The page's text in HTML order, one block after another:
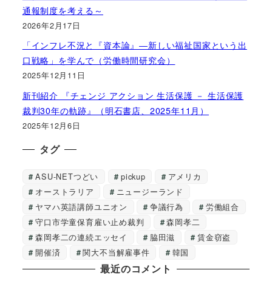
通報制度を考える～
2026年2月17日
「インフレ不況と『資本論』―新しい福祉国家という出
口戦略」を学んで（労働時間研究会）
2025年12月11日
新刊紹介 『チェンジ アクション 生活保護 － 生活保護
裁判30年の軌跡』（明石書店、2025年11月）
2025年12月6日
タグ
ASU-NETつどい pickup
アメリカ
オーストラリア
ニュージーランド
ヤマハ英語講師ユニオン
争議行為
労働組合
守口市学童保育雇い止め裁判
森岡孝二
森岡孝二の連続エッセイ
脇田滋
賃金窃盗
開催済
関大不当解雇事件 韓国
最近のコメント